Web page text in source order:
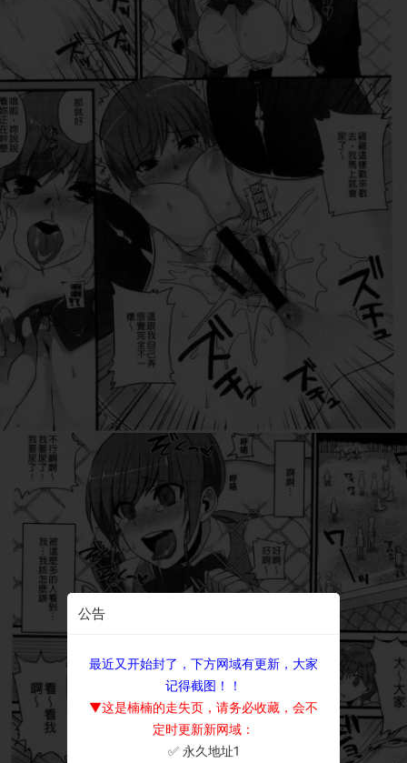
公告
最近又开始封了，下方网域有更新，大家
记得截图！！
▼这是楠楠的走失页，请务必收藏，会不
定时更新新网域：
✅ 永久地址1